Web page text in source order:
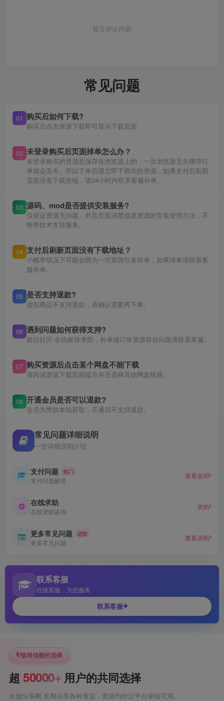
暂无评论内容
常见问题
01 购买后如何下载?
购买后点击资源下载即可显示下载页面
02 未登录购买后页面掉单怎么办？
未登录购买的资源是保存在浏览器上的，一旦浏览器丢失缓存订
单就会丢失。所以下单后请立即下载你的资源，如果支付后刷新
页面没有下载按钮，请24小时内联系客服补单。
03 源码、mod是否提供安装服务?
仅保证资源无问题，并且页面清楚描述资源的安装使用方法，不
附带技术支持服务。
04 支付后刷新页面没有下载地址？
小概率情况下可能会因为一些原因引发掉单，如果掉单请联系客
服补单。
05 是否支持退款?
虚拟商品不支持退款，请确认需要再下单。
06 遇到问题如何获得支持?
前往社区-在线板块求助，补单或订单资源存在问题请联系客服。
07 购买资源后点击某个网盘不能下载
请阅读资源下载页面提示并且选择其他网盘线路。
08 开通会员是否可以退款?
会员为赞助本站获取，开通后不支持退款。
常见问题详细说明
一些详细说明介绍
支付问题 热门
支付问题解答
查看说明
在线求助
在线求助咨询
求助
更多常见问题 进阶
更多常见问题
查看说明
联系客服
在线客服，为您服务
联系客服
值得信赖的选择
超 50000+ 用户的共同选择
长游分享网 长期分享各种资源，资源均经过平台审核可用。